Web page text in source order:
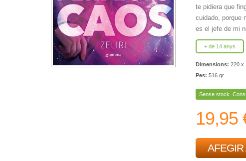
te pidiera que
cuidado, porque
es el jefe de mi
+ de 14 anys
Dimensions: 220 x
Pes: 516 gr
Sense stock.
19,95
AFEGIR